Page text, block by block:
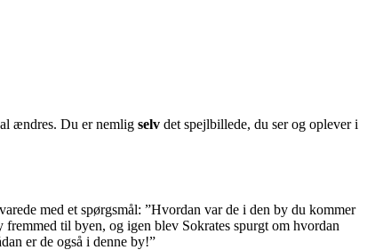
ændres. Du er nemlig selv det spejlbillede, du ser og oplever i
med et spørgsmål: ”Hvordan var de i den by du kommer
fremmed til byen, og igen blev Sokrates spurgt om hvordan
er de også i denne by!”